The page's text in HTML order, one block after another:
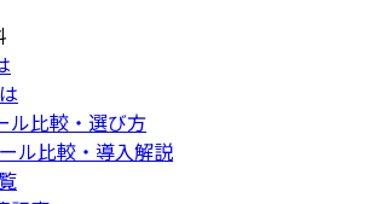
ル比較・選び方
ル比較・導入解説